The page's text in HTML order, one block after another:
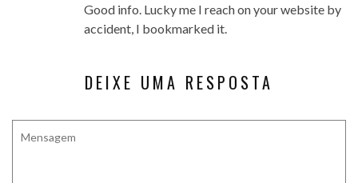
Good info. Lucky me I reach on your website by
accident, I bookmarked it.
DEIXE UMA RESPOSTA